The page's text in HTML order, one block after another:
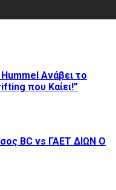
Ανάβει το
που Καίει!”
BC vs ΓΑΕΤ ΔΙΩΝ Ο